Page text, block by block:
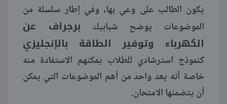
منوعات
يكون الطالب على وعي بها، وفي إطار سلسلة من
الموضوعات يوضح شبابيك برجراف عن
الكهرباء وتوفير الطاقة بالإنجليزي
كنموذج استرشادي للطلاب يمكنهم الاستفادة منه
خاصة أنه يعد واحد من أهم الموضوعات التي يمكن
أن يتضمنها الامتحان.